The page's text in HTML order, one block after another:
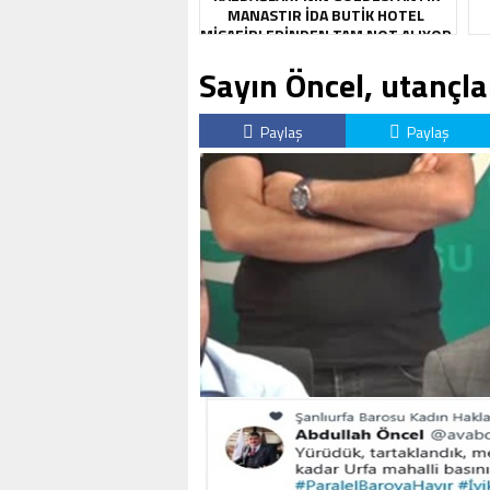
MANASTIR İDA BUTIK HOTEL
MISAFIRLERINDEN TAM NOT ALIYOR
Sayın Öncel,
Paylaş Paylaş